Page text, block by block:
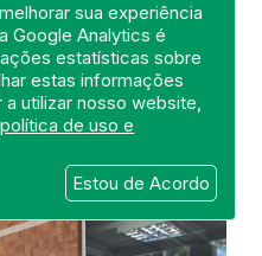
sua experiência
Google Analytics é
estatísticas sobre
estas informações
utilizar nosso website,
política de uso e
Estou de Acordo